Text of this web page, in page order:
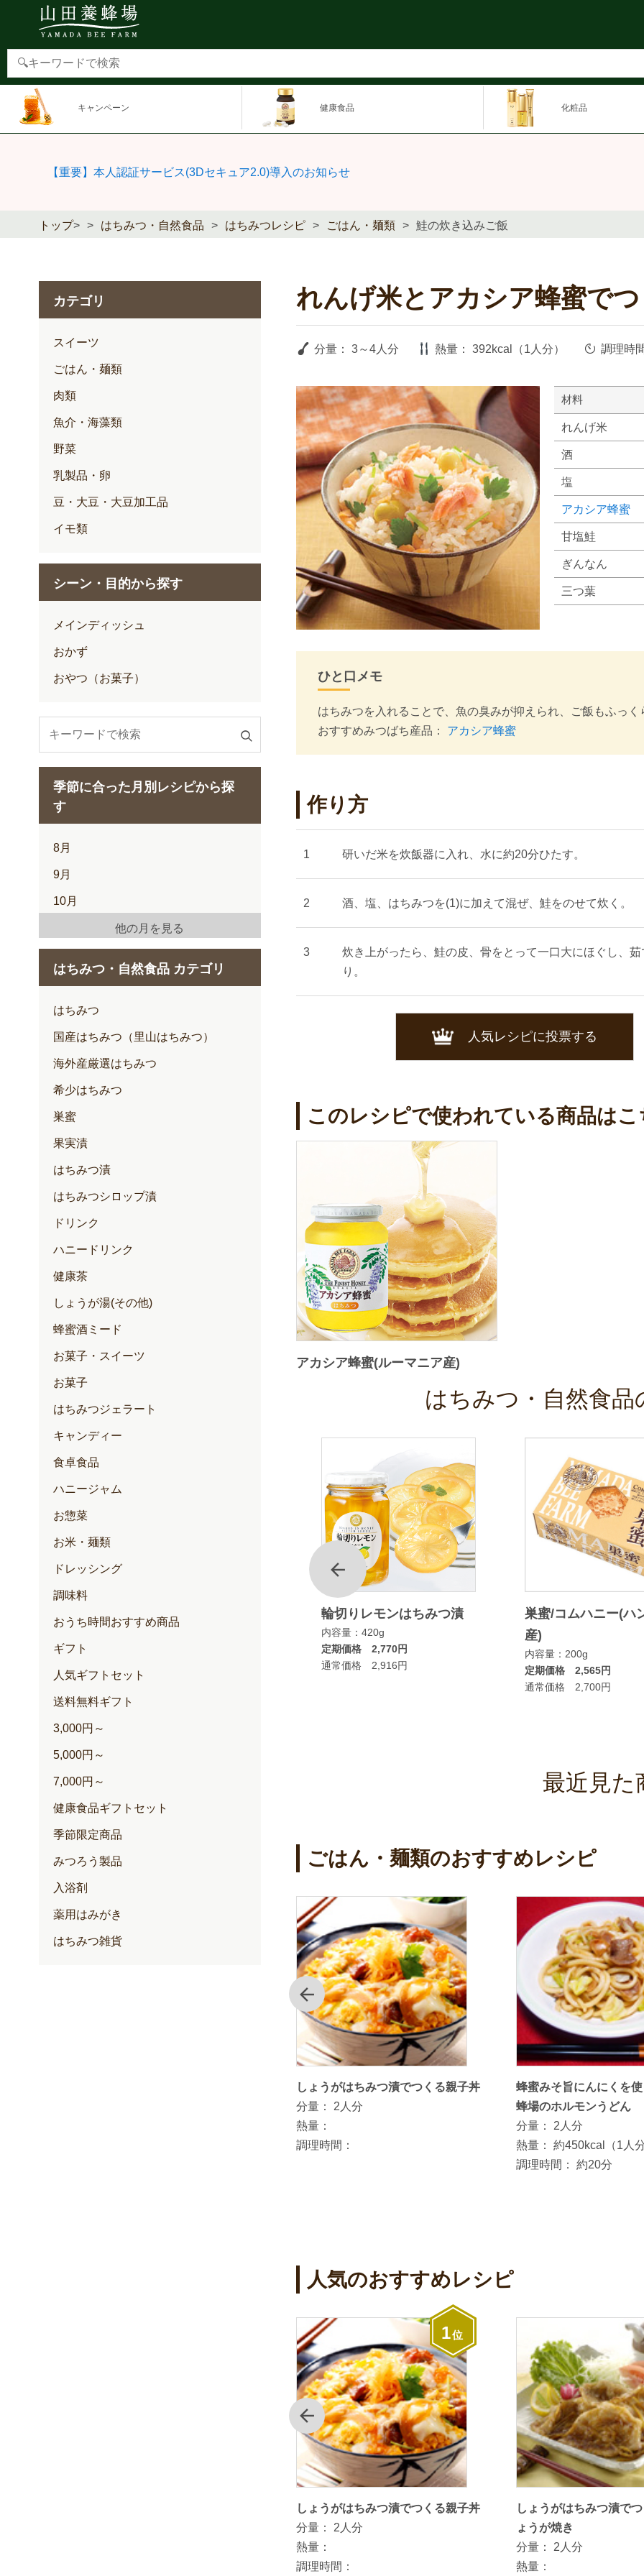
キャンペーン 健康食品 化粧品
【重要】本人認証サービス(3Dセキュア2.0)導入のお知らせ
トップ> はちみつ・自然食品 はちみつレシピ ごはん・麺類 鮭の炊き込みご飯
れんげ米とアカシア蜂蜜で
分量： 3～4人分 熱量： 392kcal（1人分） 調理時
材料
れんげ米
酒
塩
アカシア蜂蜜
甘塩鮭
ぎんなん
三つ葉
ひと口メモ
はちみつを入れることで、魚の臭みが抑えられ、ご飯もふっ
おすすめみつばち産品： アカシア蜂蜜
作り方
研いだ米を炊飯器に入れ、水に約20分ひたす。
酒、塩、はちみつを(1)に加えて混ぜ、鮭をのせて炊く。
炊き上がったら、鮭の皮、骨をとって一口大にほぐし、
り。
人気レシピに投票する
このレシピで使われている商品はこ
アカシア蜂蜜(ルーマニア産)
はちみつ・自然食
前
ゆずハニードリンク 輪切りレモンはちみつ漬
内容量：420g
定期価格 2,770円
通常価格 2,916円
巣蜜/コムハニー(ハ
産)
内容量：200g
定期価格 2,565円
通常価格 2,700円
最近見た
ごはん・麺類のおすすめレシピ
前
しょうがはちみつ漬でつくる親子丼
分量：
2人分
熱量：
調理時間：
蜂蜜みそ旨にんにくを
蜂場のホルモンうどん
分量：
2人分
熱量：
約450kcal（1人
調理時間：
約20分
人気のおすすめレシピ
前
1位
しょうがはちみつ漬でつくる親子丼
分量：
2人分
熱量：
調理時間：
しょうがはちみつ漬で
ょうが焼き
分量：
2人分
熱量：
カテゴリ
スイーツ
ごはん・麺類
肉類
魚介・海藻類
野菜
乳製品・卵
豆・大豆・大豆加工品
イモ類
シーン・目的から探す
メインディッシュ
おかず
おやつ（お菓子）
索
季節に合った月別レシピから探
す
8月
9月
10月
2月
3月
4月
5月
6月
7月
他の月を見る
はちみつ・自然食品 カテゴリ
はちみつ
国産はちみつ（里山はちみつ）
海外産厳選はちみつ
希少はちみつ
巣蜜
果実漬
はちみつ漬
はちみつシロップ漬
ドリンク
ハニードリンク
健康茶
しょうが湯(その他)
蜂蜜酒ミード
お菓子・スイーツ
お菓子
はちみつジェラート
キャンディー
食卓食品
ハニージャム
お惣菜
お米・麺類
ドレッシング
調味料
おうち時間おすすめ商品
ギフト
人気ギフトセット
送料無料ギフト
3,000円～
5,000円～
7,000円～
健康食品ギフトセット
季節限定商品
みつろう製品
入浴剤
薬用はみがき
はちみつ雑貨